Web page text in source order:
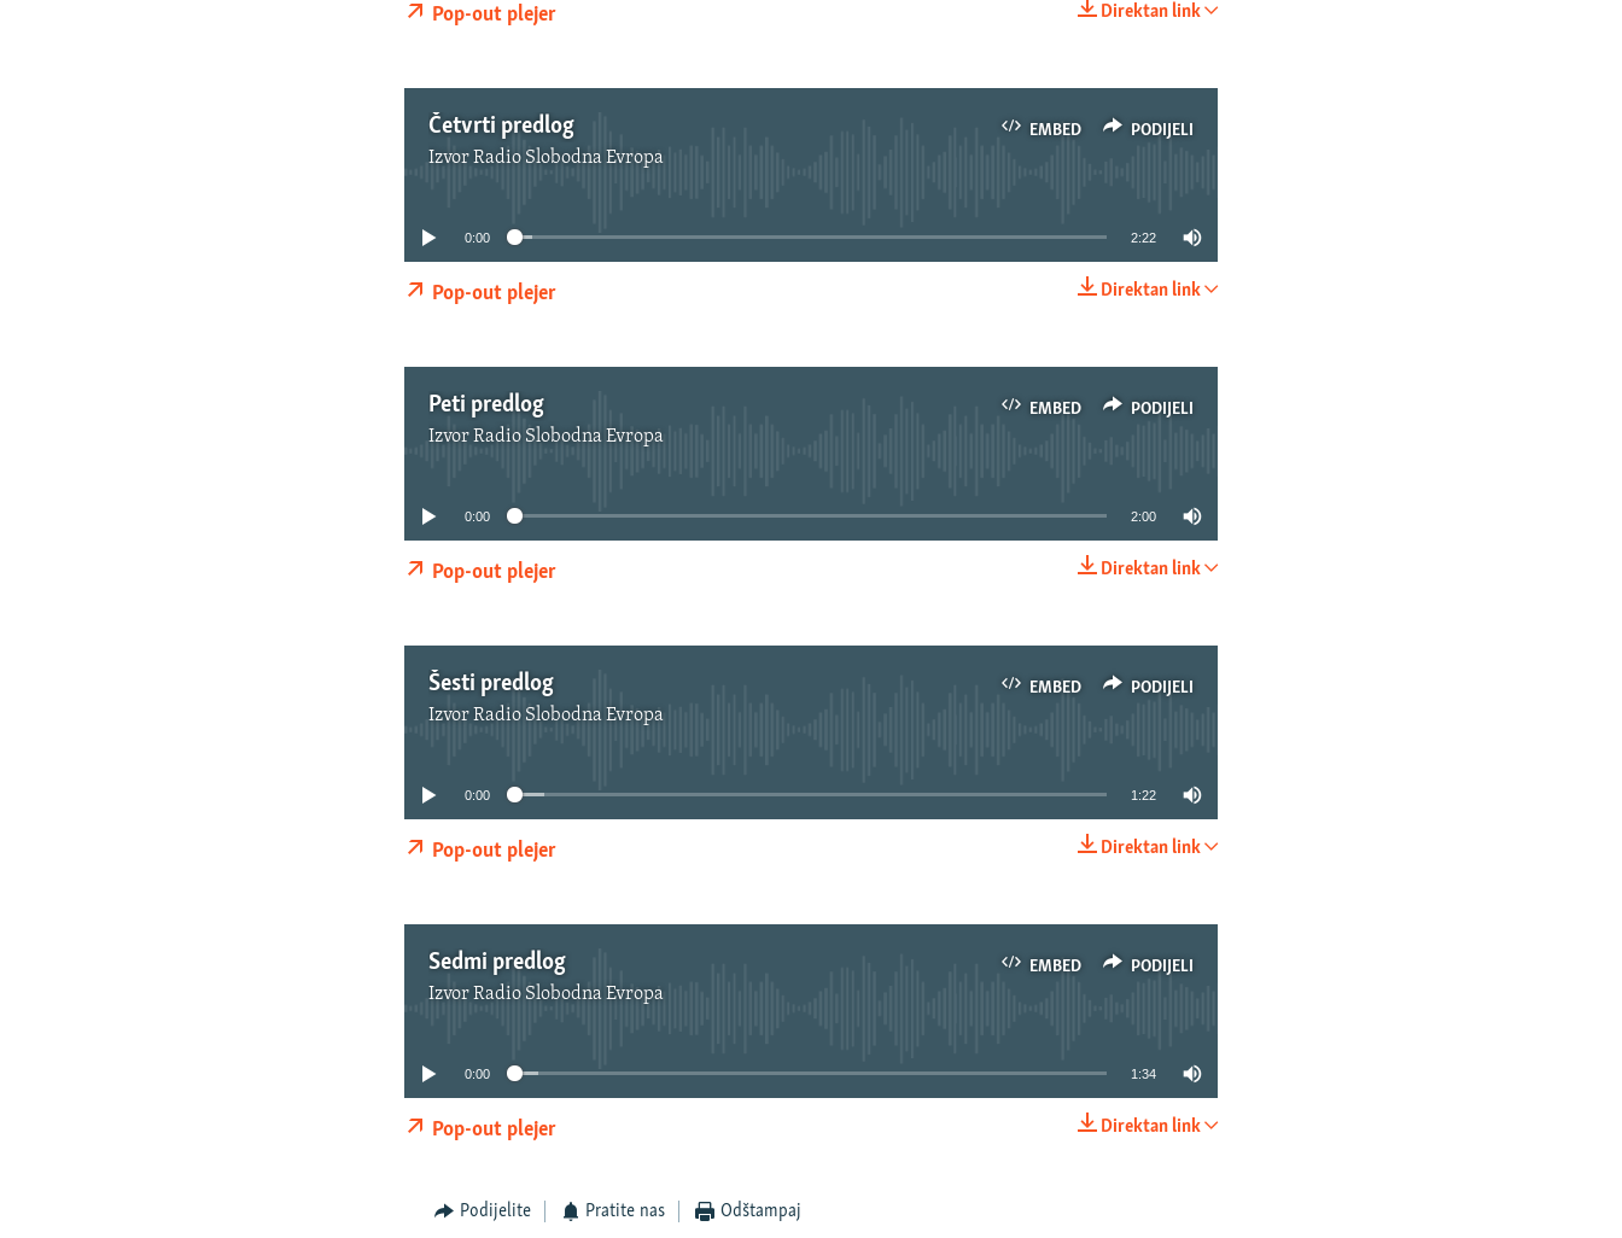
Direktan link
Pop-out plejer
EMBED PODIJELI
Četvrti predlog
IzvorRadio Slobodna Evropa
0:00 2:22
Direktan link
Pop-out plejer
EMBED PODIJELI
Peti predlog
IzvorRadio Slobodna Evropa
0:00 2:00
Direktan link
Pop-out plejer
EMBED PODIJELI
Šesti predlog
IzvorRadio Slobodna Evropa
0:00 1:22
Direktan link
Pop-out plejer
EMBED PODIJELI
Sedmi predlog
IzvorRadio Slobodna Evropa
0:00 1:34
Direktan link
Pop-out plejer
Podijelite Pratite nas Odštampaj